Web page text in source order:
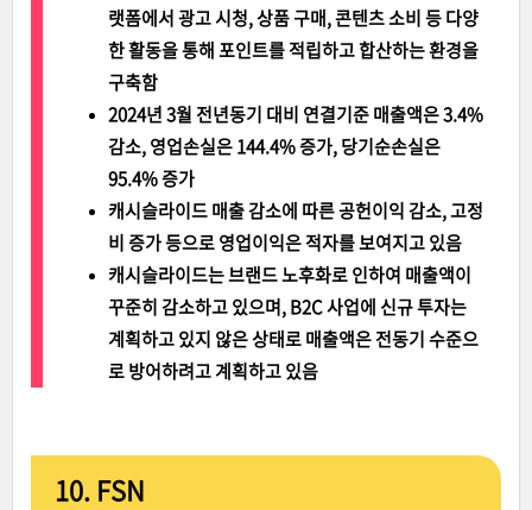
랫폼에서 광고 시청, 상품 구매, 콘텐츠 소비 등 다양
한 활동을 통해 포인트를 적립하고 합산하는 환경을
구축함
2024년 3월 전년동기 대비 연결기준 매출액은 3.4%
감소, 영업손실은 144.4% 증가, 당기순손실은
95.4% 증가
캐시슬라이드 매출 감소에 따른 공헌이익 감소, 고정
비 증가 등으로 영업이익은 적자를 보여지고 있음
캐시슬라이드는 브랜드 노후화로 인하여 매출액이
꾸준히 감소하고 있으며, B2C 사업에 신규 투자는
계획하고 있지 않은 상태로 매출액은 전동기 수준으
로 방어하려고 계획하고 있음
10. FSN